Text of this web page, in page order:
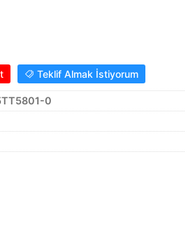
Alt
Teklif Almak İstiyorum
0